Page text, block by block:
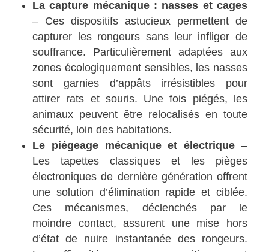
La capture mécanique : nasses et cages
– Ces dispositifs astucieux permettent de
capturer les rongeurs sans leur infliger de
souffrance. Particulièrement adaptées aux
zones écologiquement sensibles, les nasses
sont garnies d’appâts irrésistibles pour
attirer rats et souris. Une fois piégés, les
animaux peuvent être relocalisés en toute
sécurité, loin des habitations.
Le piégeage mécanique et électrique –
Les tapettes classiques et les pièges
électroniques de dernière génération offrent
une solution d’élimination rapide et ciblée.
Ces mécanismes, déclenchés par le
moindre contact, assurent une mise hors
d’état de nuire instantanée des rongeurs.